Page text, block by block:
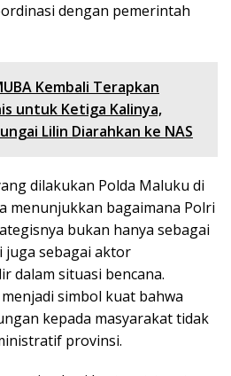
dengan pemerintah
Kembali Terapkan
untuk Ketiga Kalinya,
Lilin Diarahkan ke NAS
dilakukan Polda Maluku di
menunjukkan bagaimana Polri
bukan hanya sebagai
juga sebagai aktor
dalam situasi bencana.
simbol kuat bahwa
kepada masyarakat tidak
provinsi.